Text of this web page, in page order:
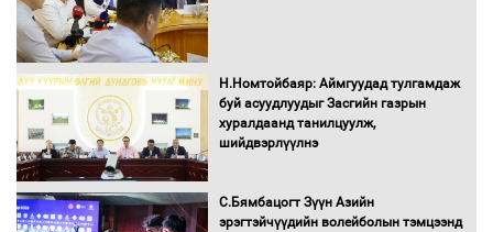
Н.Номтойбаяр: Аймгуудад тулгамдаж
буй асуудлуудыг Засгийн газрын
хуралдаанд танилцуулж,
шийдвэрлүүлнэ
С.Бямбацогт Зүүн Азийн
эрэгтэйчүүдийн волейболын тэмцээнд